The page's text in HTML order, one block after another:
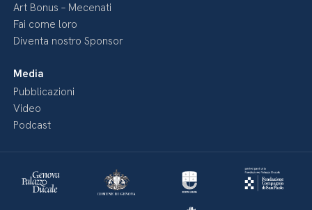
Art Bonus – Mecenati
Fai come loro
Diventa nostro Sponsor
Media
Pubblicazioni
Video
Podcast